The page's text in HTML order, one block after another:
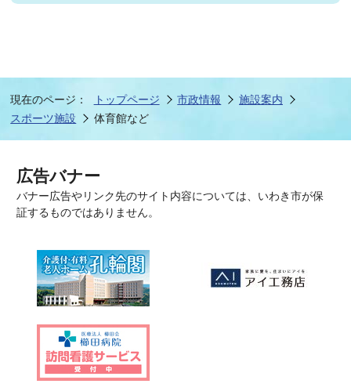
現在のページ： トップページ 市政情報
施設案内
スポーツ施設
体育館など
広告バナー
バナー広告やリンク先のサイト内容については、いわき市が保
証するものではありません。